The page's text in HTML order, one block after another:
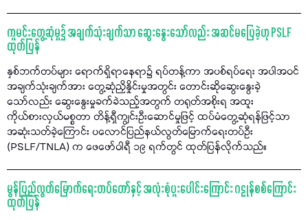
ကူမင်းတွေ့ဆုံမှု၌ အချက်သုံးချက်သာ ဆွေးနွေးသော်လည်း အဆင်မပြေခဲ့ဟု PSLF
ထုတ်ပြန်
နှစ်ဘက်တပ်များ ရောက်ရှိရာနေရာ၌ ရပ်တန့်ကာ အပစ်ရပ်ရေး အပါအဝင်
အချက်သုံးချက်အား တွေ့ဆုံညှိနှိုင်းမှုအတွင်း တောင်းဆိုဆွေးနွေးခဲ့
သော်လည်း ဆွေးနွေးမှုခက်ခဲသည့်အတွက် တရုတ်အစိုးရ အထူး
ကိုယ်စားလှယ်မစ္စတာ တိန့်ရှီကျွင်းဦးဆောင်မှုဖြင့် ထပ်မံတွေ့ဆုံရန်ဖြင့်သာ
အဆုံးသတ်ခဲ့ကြောင်း ပလောင်ပြည်နယ်လွတ်မြောက်ရေးတပ်ဦး
(PSLF/TNLA) က ဖေဖော်ဝါရီ ၁၉ ရက်တွင် ထုတ်ပြန်လိုက်သည်။
မွန်ပြည်လွတ်မြောက်ရေးတပ်တော်နှင့် အလုံးစုံပူးပေါင်းကြောင်း ဂဠုန်စစ်ကြောင်း
ထုတ်ပြန်